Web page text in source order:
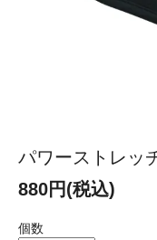
パワーストレッ
880円(税込)
個数